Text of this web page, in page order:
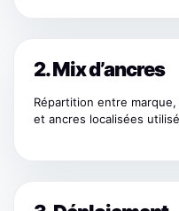
2. Mix d’ancres
Répartition entre
et ancres localisées